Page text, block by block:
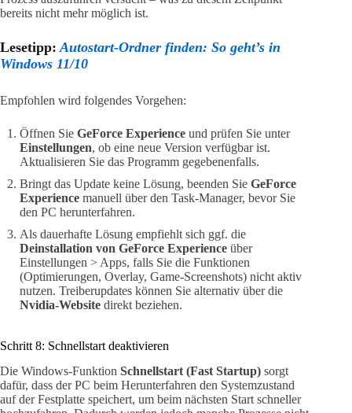
bereits nicht mehr möglich ist.
Lesetipp: Autostart-Ordner finden: So geht’s in
Windows 11/10
Empfohlen wird folgendes Vorgehen:
Öffnen Sie GeForce Experience und prüfen Sie unter
Einstellungen, ob eine neue Version verfügbar ist.
Aktualisieren Sie das Programm gegebenenfalls.
Bringt das Update keine Lösung, beenden Sie GeForce
Experience manuell über den Task-Manager, bevor Sie
den PC herunterfahren.
Als dauerhafte Lösung empfiehlt sich ggf. die
Deinstallation von GeForce Experience über
Einstellungen > Apps, falls Sie die Funktionen
(Optimierungen, Overlay, Game-Screenshots) nicht aktiv
nutzen. Treiberupdates können Sie alternativ über die
Nvidia-Website direkt beziehen.
Schritt 8: Schnellstart deaktivieren
Die Windows-Funktion Schnellstart (Fast Startup) sorgt
dafür, dass der PC beim Herunterfahren den Systemzustand
auf der Festplatte speichert, um beim nächsten Start schneller